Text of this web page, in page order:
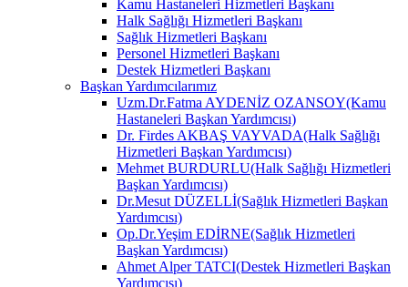
Kamu Hastaneleri Hizmetleri Başkanı
Halk Sağlığı Hizmetleri Başkanı
Sağlık Hizmetleri Başkanı
Personel Hizmetleri Başkanı
Destek Hizmetleri Başkanı
Başkan Yardımcılarımız
Uzm.Dr.Fatma AYDENİZ OZANSOY(Kamu
Hastaneleri Başkan Yardımcısı)
Dr. Firdes AKBAŞ VAYVADA(Halk Sağlığı
Hizmetleri Başkan Yardımcısı)
Mehmet BURDURLU(Halk Sağlığı Hizmetleri
Başkan Yardımcısı)
Dr.Mesut DÜZELLİ(Sağlık Hizmetleri Başkan
Yardımcısı)
Op.Dr.Yeşim EDİRNE(Sağlık Hizmetleri
Başkan Yardımcısı)
Ahmet Alper TATCI(Destek Hizmetleri Başkan
Yardımcısı)